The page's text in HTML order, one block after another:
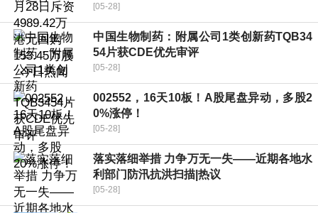
[05-28]
中国生物制药：附属公司1类创新药TQB34
54片获CDE优先审评
[05-28]
002552，16天10板！A股尾盘异动，多股2
0%涨停！
[05-28]
落实落细举措 力争万无一失——近期各地水
利部门防汛抗洪扫描|热议
[05-28]